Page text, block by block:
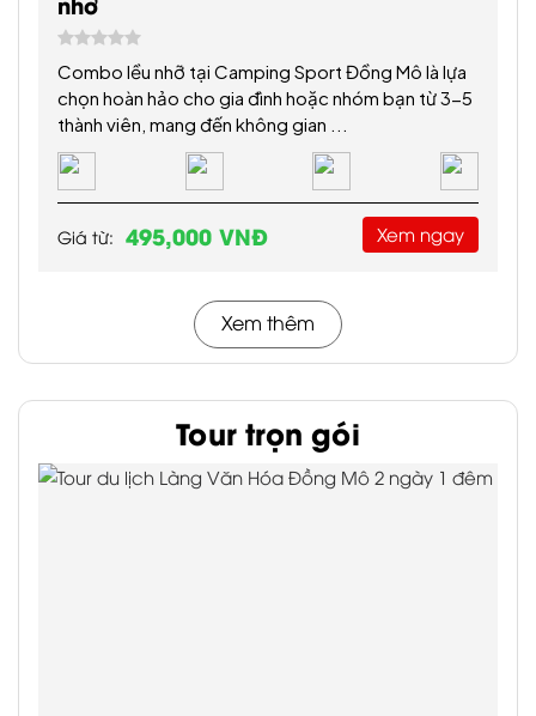
Tour du lịch Làng Văn Hóa Đồng Mô 2
ngày 1 đêm
Với những du khách muốn kết hợp trải nghiệm dã
ngoại với tìm hiểu văn hoá trong một kỳ nghỉ ngắn
Giá từ: 1,165,000 VNĐ Xem ngay